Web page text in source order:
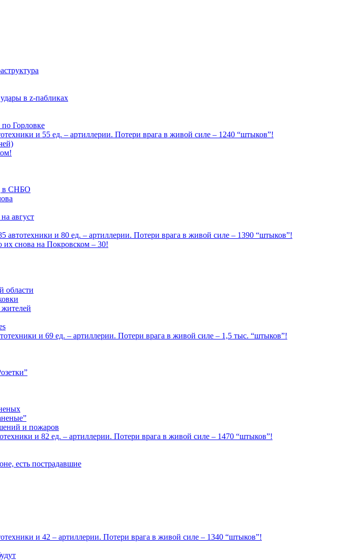
в z-пабликах
по Горловке
и 55 ед. – артиллерии. Потери врага в живой силе – 1240 “штыков”!
в СНБО
август
и 80 ед. – артиллерии. Потери врага в живой силе – 1390 “штыков”!
их снова на Покровском – 30!
области
и 69 ед. – артиллерии. Потери врага в живой силе – 1,5 тыс. “штыков”!
и пожаров
и 82 ед. – артиллерии. Потери врага в живой силе – 1470 “штыков”!
есть пострадавшие
и 42 – артиллерии. Потери врага в живой силе – 1340 “штыков”!